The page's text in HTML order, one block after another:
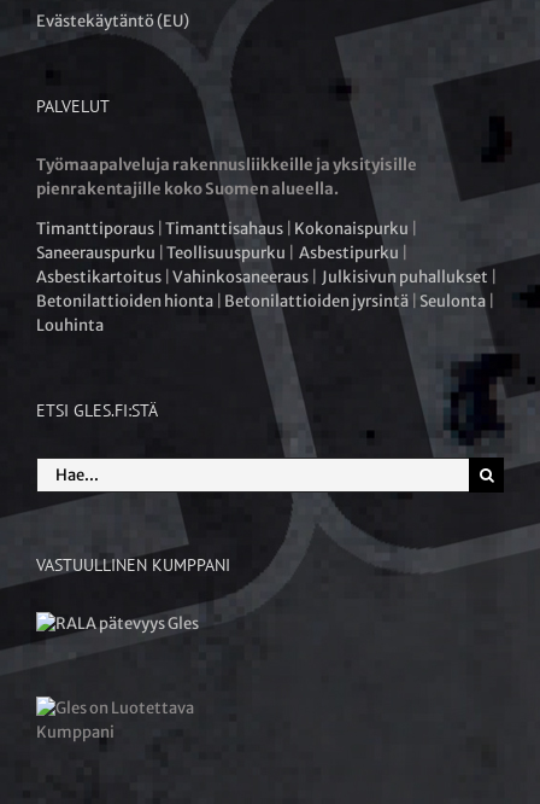
Evästekäytäntö (EU)
PALVELUT
Työmaapalveluja rakennusliikkeille ja yksityisille
pienrakentajille koko Suomen alueella.
Timanttiporaus Timanttisahaus Kokonaispurku
Saneerauspurku Teollisuuspurku Asbestipurku
Asbestikartoitus Vahinkosaneeraus Julkisivun puhallukset
Betonilattioiden hionta Betonilattioiden jyrsintä Seulonta
Louhinta
ETSI GLES.FI:STÄ
Etsi
...
VASTUULLINEN KUMPPANI